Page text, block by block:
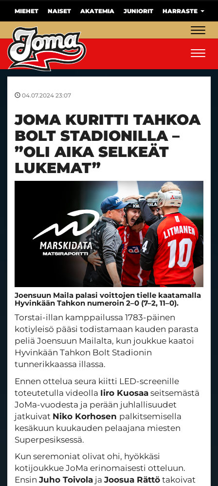
MIEHET NAISET AKATEMIA JUNIORIT HARRASTE
04.07.2024 23:07
JOMA KURITTI TAHKOA
BOLT STADIONILLA –
”OLI AIKA SELKEÄT
LUKEMAT”
Joensuun Maila palasi voittojen tielle kaatamalla
Hyvinkään Tahkon numeroin 2–0 (7–2, 11–0).
Torstai-illan kamppailussa 1783-päinen
kotiyleisö pääsi todistamaan kauden parasta
peliä Joensuun Mailalta, kun joukkue kaatoi
Hyvinkään Tahkon Bolt Stadionin
tunnerikkaassa illassa.
Ennen ottelua seura kiitti LED-screenille
toteutetulla videolla Iiro Kuosaa seitsemästä
JoMa-vuodesta ja perään juhlallisuudet
jatkuivat Niko Korhosen palkitsemisella
kesäkuun kuukauden pelaajana miesten
Superpesiksessä.
Kun seremoniat olivat ohi, hyökkäsi
kotijoukkue JoMa erinomaisesti otteluun.
Ensin Juho Toivola ja Joosua Rättö takoivat